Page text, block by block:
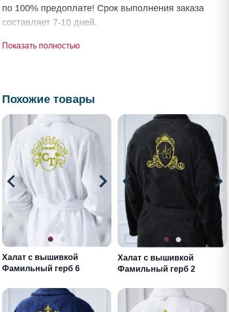
по 100% предоплате! Срок выполнения заказа
составляет 7-10 дней.
Показать полностью
Похожие товары
Халат с вышивкой
Фамильный герб 6
Халат с вышивкой
Фамильный герб 2